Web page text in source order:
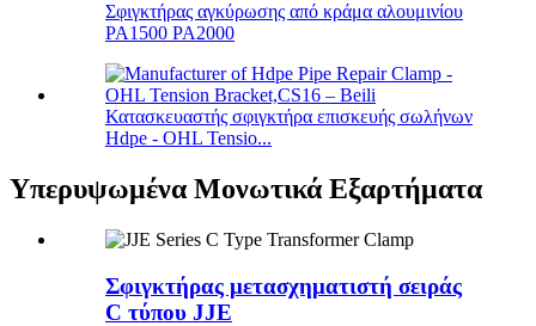
Σφιγκτήρας αγκύρωσης από κράμα αλουμινίου
PA1500 PA2000
Κατασκευαστής σφιγκτήρα επισκευής σωλήνων
Hdpe - OHL Tensio...
Υπερυψωμένα Μονωτικά Εξαρτήματα
Σφιγκτήρας μετασχηματιστή σειράς
C τύπου JJE